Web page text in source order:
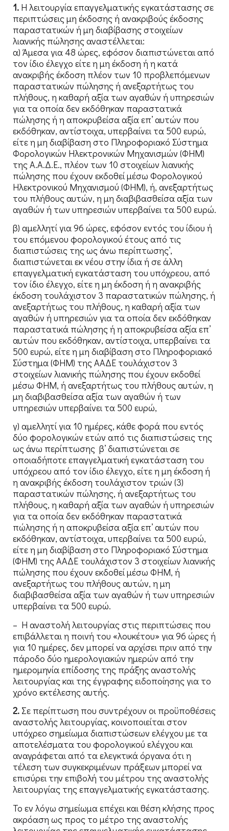
1. Η λειτουργία επαγγελματικής εγκατάστασης σε
περιπτώσεις μη έκδοσης ή ανακριβούς έκδοσης
παραστατικών ή μη διαβίβασης στοιχείων
λιανικής πώλησης αναστέλλεται:
α) Άμεσα για 48 ώρες, εφόσον διαπιστώνεται από
τον ίδιο έλεγχο είτε η μη έκδοση ή η κατά
ανακριβής έκδοση πλέον των 10 προβλεπόμενων
παραστατικών πώλησης ή ανεξαρτήτως του
πλήθους, η καθαρή αξία των αγαθών ή υπηρεσιών
για τα οποία δεν εκδόθηκαν παραστατικά
πώλησης ή η αποκρυβείσα αξία επ’ αυτών που
εκδόθηκαν, αντίστοιχα, υπερβαίνει τα 500 ευρώ,
είτε η μη διαβίβαση στο Πληροφοριακό Σύστημα
Φορολογικών Ηλεκτρονικών Μηχανισμών (ΦΗΜ)
της Α.Α.Δ.Ε., πλέον των 10 στοιχείων λιανικής
πώλησης που έχουν εκδοθεί μέσω Φορολογικού
Ηλεκτρονικού Μηχανισμού (ΦΗΜ), ή, ανεξαρτήτως
του πλήθους αυτών, η μη διαβιβασθείσα αξία των
αγαθών ή των υπηρεσιών υπερβαίνει τα 500 ευρώ.
β) αμελλητί για 96 ώρες, εφόσον εντός του ίδιου ή
του επόμενου φορολογικού έτους από τις
διαπιστώσεις της ως άνω περίπτωσης’,
διαπιστώνεται εκ νέου στην ίδια ή σε άλλη
επαγγελματική εγκατάσταση του υπόχρεου, από
τον ίδιο έλεγχο, είτε η μη έκδοση ή η ανακριβής
έκδοση τουλάχιστον 3 παραστατικών πώλησης, ή
ανεξαρτήτως του πλήθους, η καθαρή αξία των
αγαθών ή υπηρεσιών για τα οποία δεν εκδόθηκαν
παραστατικά πώλησης ή η αποκρυβείσα αξία επ’
αυτών που εκδόθηκαν, αντίστοιχα, υπερβαίνει τα
500 ευρώ, είτε η μη διαβίβαση στο Πληροφοριακό
Σύστημα (ΦΗΜ) της ΑΑΔΕ τουλάχιστον 3
στοιχείων λιανικής πώλησης που έχουν εκδοθεί
μέσω ΦΗΜ, ή ανεξαρτήτως του πλήθους αυτών, η
μη διαβιβασθείσα αξία των αγαθών ή των
υπηρεσιών υπερβαίνει τα 500 ευρώ,
γ) αμελλητί για 10 ημέρες, κάθε φορά που εντός
δύο φορολογικών ετών από τις διαπιστώσεις της
ως άνω περίπτωσης β’ διαπιστώνεται σε
οποιαδήποτε επαγγελματική εγκατάσταση του
υπόχρεου από τον ίδιο έλεγχο, είτε η μη έκδοση ή
η ανακριβής έκδοση τουλάχιστον τριών (3)
παραστατικών πώλησης, ή ανεξαρτήτως του
πλήθους, η καθαρή αξία των αγαθών ή υπηρεσιών
για τα οποία δεν εκδόθηκαν παραστατικά
πώλησης ή η αποκρυβείσα αξία επ’ αυτών που
εκδόθηκαν, αντίστοιχα, υπερβαίνει τα 500 ευρώ,
είτε η μη διαβίβαση στο Πληροφοριακό Σύστημα
(ΦΗΜ) της ΑΑΔΕ τουλάχιστον 3 στοιχείων λιανικής
πώλησης που έχουν εκδοθεί μέσω ΦΗΜ, ή
ανεξαρτήτως του πλήθους αυτών, η μη
διαβιβασθείσα αξία των αγαθών ή των υπηρεσιών
υπερβαίνει τα 500 ευρώ.
– Η αναστολή λειτουργίας στις περιπτώσεις που
επιβάλλεται η ποινή του «λουκέτου» για 96 ώρες ή
για 10 ημέρες, δεν μπορεί να αρχίσει πριν από την
πάροδο δύο ημερολογιακών ημερών από την
ημερομηνία επίδοσης της πράξης αναστολής
λειτουργίας και της έγγραφης ειδοποίησης για το
χρόνο εκτέλεσης αυτής.
2. Σε περίπτωση που συντρέχουν οι προϋποθέσεις
αναστολής λειτουργίας, κοινοποιείται στον
υπόχρεο σημείωμα διαπιστώσεων ελέγχου με τα
αποτελέσματα του φορολογικού ελέγχου και
αναγράφεται από τα ελεγκτικά όργανα ότι η
τέλεση των συγκεκριμένων πράξεων μπορεί να
επισύρει την επιβολή του μέτρου της αναστολής
λειτουργίας της επαγγελματικής εγκατάστασης.
Το εν λόγω σημείωμα επέχει και θέση κλήσης προς
ακρόαση ως προς το μέτρο της αναστολής